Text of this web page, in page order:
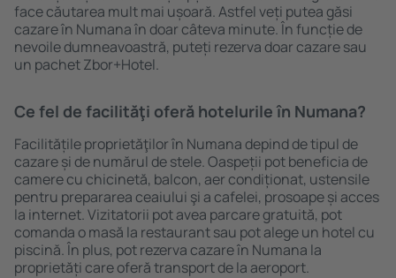
face căutarea mult mai ușoară. Astfel veți putea găsi
cazare în Numana în doar câteva minute. În funcție de
nevoile dumneavoastră, puteți rezerva doar cazare sau
un pachet Zbor+Hotel.
Ce fel de facilităţi oferă hotelurile în Numana?
Facilitățile proprietăţilor în Numana depind de tipul de
cazare și de numărul de stele. Oaspeții pot beneficia de
camere cu chicinetă, balcon, aer condiționat, ustensile
pentru prepararea ceaiului şi a cafelei, prosoape și acces
la internet. Vizitatorii pot avea parcare gratuită, pot
comanda o masă la restaurant sau pot alege un hotel cu
piscină. În plus, pot rezerva cazare în Numana la
proprietăți care oferă transport de la aeroport.